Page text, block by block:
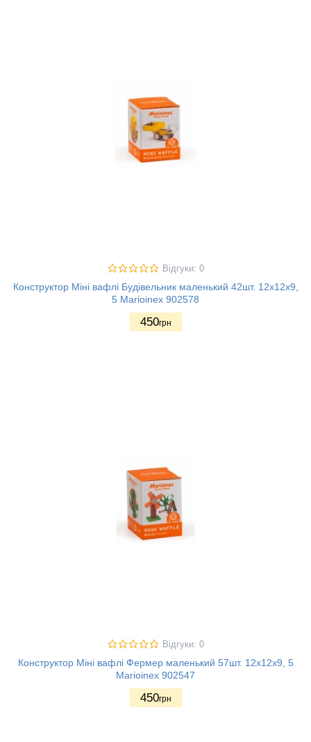
Відгуки: 0
Конструктор Міні вафлі Будівельник маленький 42шт. 12х12х9,
5 Marioinex 902578
450грн
Відгуки: 0
Конструктор Міні вафлі Фермер маленький 57шт. 12х12х9, 5
Marioinex 902547
450грн